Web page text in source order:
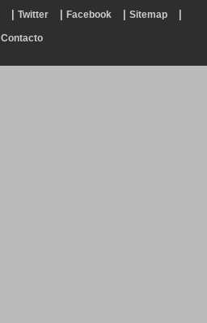
| Twitter | Facebook | Sitemap |
Contacto